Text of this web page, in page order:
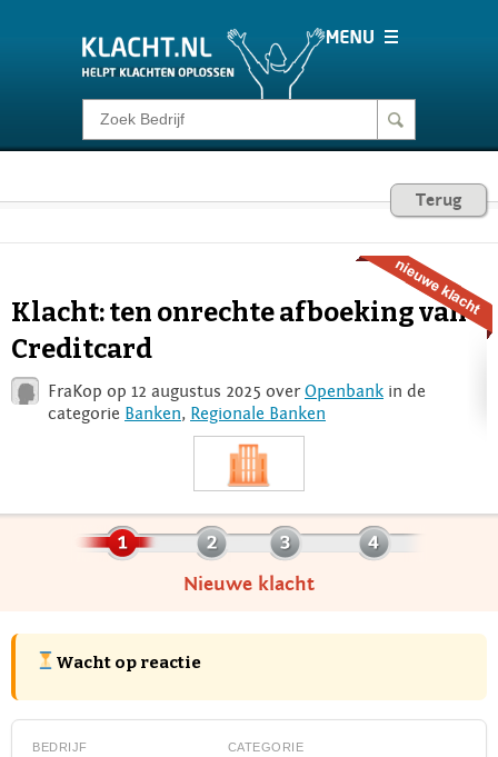
Klacht melden
Consumentenrecht
Voor Bedrijven
Login
Terug
Klacht: ten onrechte afboeking van
Creditcard
FraKop op 12 augustus 2025 overOpenbank in de
categorie Banken, Regionale Banken
Nieuwe klacht
Wacht op reactie
BEDRIJF CATEGORIE